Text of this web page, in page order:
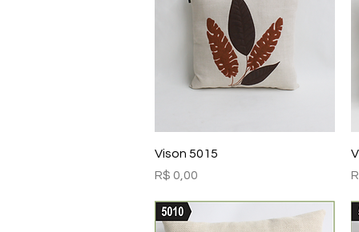
Visualização rápida
Vison 5015
Preço
R$ 0,00